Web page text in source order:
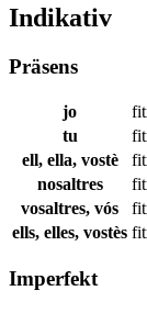
Indikativ
Präsens
jo
tu
ell, ella, vostè
nosaltres
vosaltres, vós
ells, elles, vostès
Imperfekt